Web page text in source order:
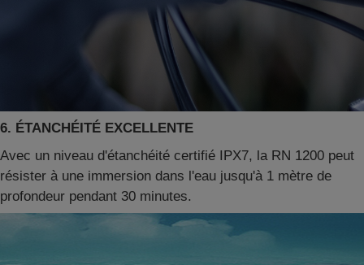
6. ÉTANCHÉITÉ EXCELLENTE
Avec un niveau d'étanchéité certifié IPX7, la RN 1200 peut
résister à une immersion dans l'eau jusqu'à 1 mètre de
profondeur pendant 30 minutes.